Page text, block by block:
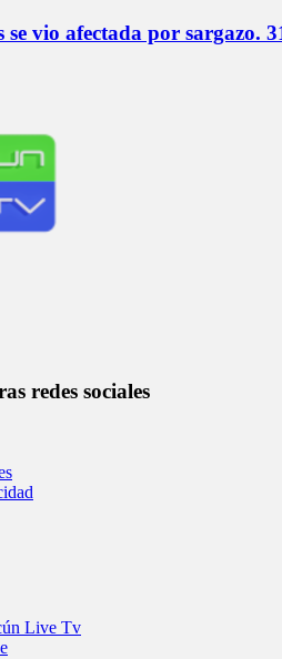
se vio afectada por sargazo.
redes sociales
Live Tv